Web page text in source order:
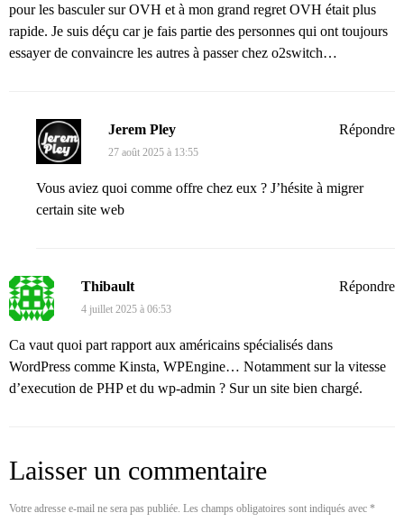
pour les basculer sur OVH et à mon grand regret OVH était plus
rapide. Je suis déçu car je fais partie des personnes qui ont toujours
essayer de convaincre les autres à passer chez o2switch…
Jerem Pley
27 août 2025 à 13:55
Vous aviez quoi comme offre chez eux ? J’hésite à migrer
certain site web
Répondre
Thibault
4 juillet 2025 à 06:53
Ca vaut quoi part rapport aux américains spécialisés dans
WordPress comme Kinsta, WPEngine… Notamment sur la vitesse
d’execution de PHP et du wp-admin ? Sur un site bien chargé.
Répondre
Laisser un commentaire
Votre adresse e-mail ne sera pas publiée. Les champs obligatoires sont indiqués avec *